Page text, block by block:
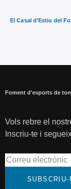
El Casal d’Estiu del
Foment d'esports de
Vols rebre el
Inscriu-te i
SUBSCRIU-